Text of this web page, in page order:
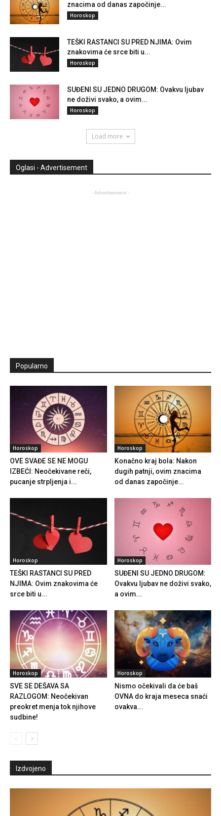
znacima od danas započinje...
Horoskop
TEŠKI RASTANCI SU PRED NJIMA: Ovim
znakovima će srce biti u...
Horoskop
SUĐENI SU JEDNO DRUGOM: Ovakvu ljubav
ne doživi svako, a ovim...
Horoskop
Load more
Oglasi - Advertisement
- Advertisement -
Popularno
Horoskop
OVE SVAĐE SE NE MOGU
IZBEĆI: Neočekivane reči,
pucanje strpljenja i...
Horoskop
Konačno kraj bola: Nakon
dugih patnji, ovim znacima
od danas započinje...
Horoskop
TEŠKI RASTANCI SU PRED
NJIMA: Ovim znakovima će
srce biti u...
Horoskop
SUĐENI SU JEDNO DRUGOM:
Ovakvu ljubav ne doživi svako,
a ovim...
Horoskop
SVE SE DEŠAVA SA
RAZLOGOM: Neočekivan
preokret menja tok njihove
sudbine!
Horoskop
Nismo očekivali da će baš
OVNA do kraja meseca snaći
ovakva...
Izdvojeno